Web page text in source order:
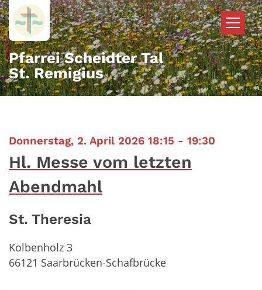
Zum Inhalt springen
Pfarrei Scheidter Tal
St. Remigius
Donnerstag, 2. April 2026 18:15 - 19:30
Hl. Messe vom letzten
Abendmahl
St. Theresia
Kolbenholz 3
66121 Saarbrücken-Schafbrücke